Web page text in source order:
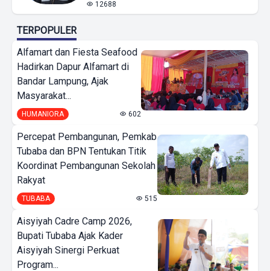
12688
TERPOPULER
Alfamart dan Fiesta Seafood
Hadirkan Dapur Alfamart di
Bandar Lampung, Ajak
Masyarakat...
HUMANIORA 602
Percepat Pembangunan, Pemkab
Tubaba dan BPN Tentukan Titik
Koordinat Pembangunan Sekolah
Rakyat
TUBABA 515
Aisyiyah Cadre Camp 2026,
Bupati Tubaba Ajak Kader
Aisyiyah Sinergi Perkuat
Program...